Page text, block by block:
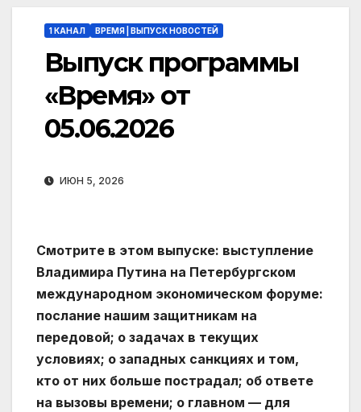
1 КАНАЛ ВРЕМЯ | ВЫПУСК НОВОСТЕЙ
Выпуск программы
«Время» от
05.06.2026
ИЮН 5, 2026
Смотрите в этом выпуске: выступление
Владимира Путина на Петербургском
международном экономическом форуме:
послание нашим защитникам на
передовой; о задачах в текущих
условиях; о западных санкциях и том,
кто от них больше пострадал; об ответе
на вызовы времени; о главном — для